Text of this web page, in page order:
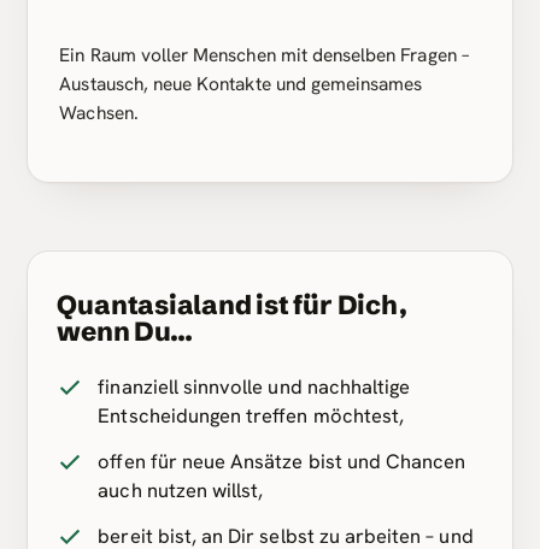
Ein Raum voller Menschen mit denselben Fragen –
Austausch, neue Kontakte und gemeinsames
Wachsen.
Quantasialand ist für Dich,
wenn Du…
finanziell sinnvolle und nachhaltige
Entscheidungen treffen möchtest,
offen für neue Ansätze bist und Chancen
auch nutzen willst,
bereit bist, an Dir selbst zu arbeiten – und